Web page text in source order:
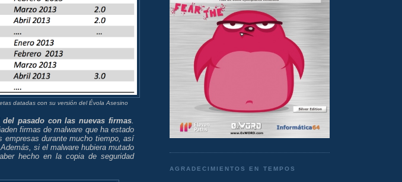
datadas con su versión del Évola Asesino
pasado con las nuevas firmas
firmas de malware que ha estado
empresas durante mucho tiempo, así
si el malware hubiera mutado
hecho en la copia de seguridad
AGRADECIMIENTOS EN TEMPOS